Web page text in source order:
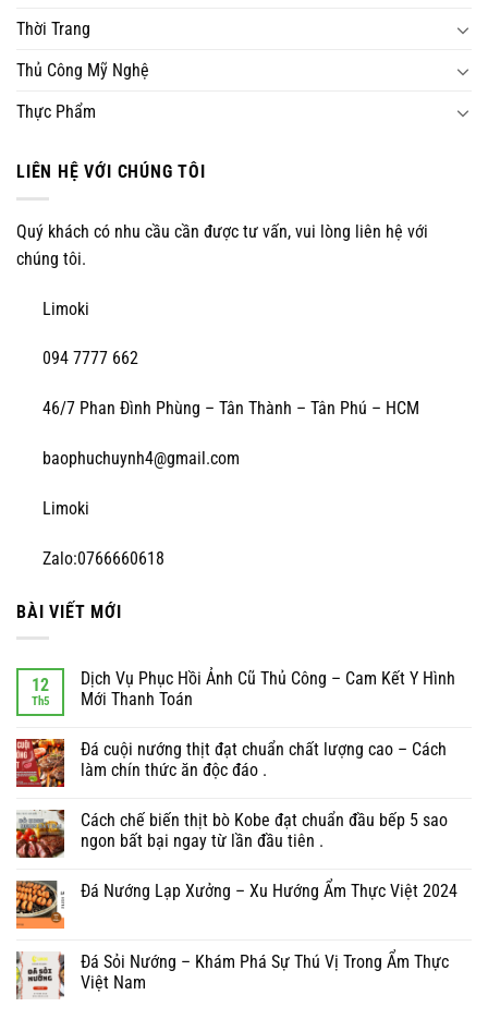
Thời Trang
Thủ Công Mỹ Nghệ
Thực Phẩm
LIÊN HỆ VỚI CHÚNG TÔI
Quý khách có nhu cầu cần được tư vấn, vui lòng liên hệ với
chúng tôi.
Limoki
094 7777 662
46/7 Phan Đình Phùng – Tân Thành – Tân Phú – HCM
baophuchuynh4@gmail.com
Limoki
Zalo:0766660618
BÀI VIẾT MỚI
12
Th5
Dịch Vụ Phục Hồi Ảnh Cũ Thủ Công – Cam Kết Y Hình
Mới Thanh Toán
Đá cuội nướng thịt đạt chuẩn chất lượng cao – Cách
làm chín thức ăn độc đáo .
Cách chế biến thịt bò Kobe đạt chuẩn đầu bếp 5 sao
ngon bất bại ngay từ lần đầu tiên .
Đá Nướng Lạp Xưởng – Xu Hướng Ẩm Thực Việt 2024
Đá Sỏi Nướng – Khám Phá Sự Thú Vị Trong Ẩm Thực
Việt Nam